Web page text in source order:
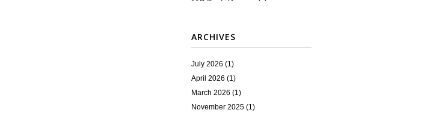
ARCHIVES
July 2026 (1)
April 2026 (1)
March 2026 (1)
November 2025 (1)